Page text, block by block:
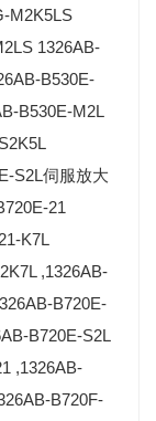
M2K5LS
1326AB-
B530E-
B530E-M2L
S2L伺服放大
21
K7L
,1326AB-
B720E-
B720E-S2L
,1326AB-
B720F-